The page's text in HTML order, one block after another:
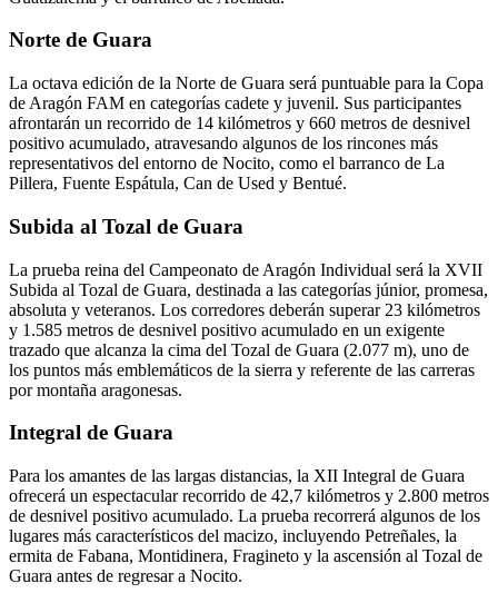
Norte de Guara
La octava edición de la Norte de Guara será puntuable para la Copa
de Aragón FAM en categorías cadete y juvenil. Sus participantes
afrontarán un recorrido de 14 kilómetros y 660 metros de desnivel
positivo acumulado, atravesando algunos de los rincones más
representativos del entorno de Nocito, como el barranco de La
Pillera, Fuente Espátula, Can de Used y Bentué.
Subida al Tozal de Guara
La prueba reina del Campeonato de Aragón Individual será la XVII
Subida al Tozal de Guara, destinada a las categorías júnior, promesa,
absoluta y veteranos. Los corredores deberán superar 23 kilómetros
y 1.585 metros de desnivel positivo acumulado en un exigente
trazado que alcanza la cima del Tozal de Guara (2.077 m), uno de
los puntos más emblemáticos de la sierra y referente de las carreras
por montaña aragonesas.
Integral de Guara
Para los amantes de las largas distancias, la XII Integral de Guara
ofrecerá un espectacular recorrido de 42,7 kilómetros y 2.800 metros
de desnivel positivo acumulado. La prueba recorrerá algunos de los
lugares más característicos del macizo, incluyendo Petreñales, la
ermita de Fabana, Montidinera, Fragineto y la ascensión al Tozal de
Guara antes de regresar a Nocito.